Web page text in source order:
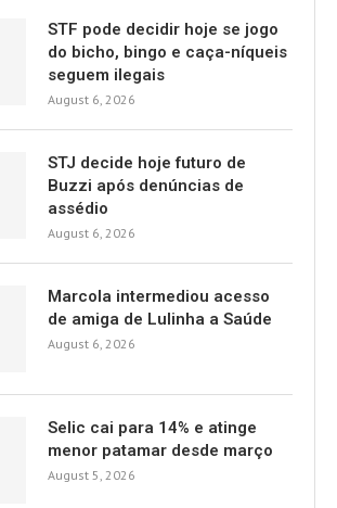
STF pode decidir hoje se jogo
do bicho, bingo e caça-níqueis
seguem ilegais
August 6, 2026
STJ decide hoje futuro de
Buzzi após denúncias de
assédio
August 6, 2026
Marcola intermediou acesso
de amiga de Lulinha a Saúde
August 6, 2026
Selic cai para 14% e atinge
menor patamar desde março
August 5, 2026